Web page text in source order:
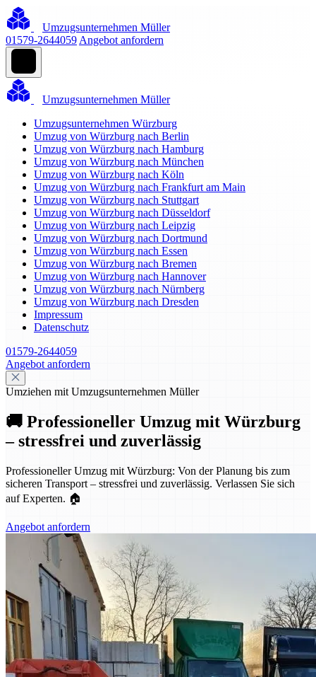
Umzugsunternehmen Müller
01579-2644059 Angebot anfordern
Umzugsunternehmen Müller
Umzugsunternehmen Würzburg
Umzug von Würzburg nach Berlin
Umzug von Würzburg nach Hamburg
Umzug von Würzburg nach München
Umzug von Würzburg nach Köln
Umzug von Würzburg nach Frankfurt am Main
Umzug von Würzburg nach Stuttgart
Umzug von Würzburg nach Düsseldorf
Umzug von Würzburg nach Leipzig
Umzug von Würzburg nach Dortmund
Umzug von Würzburg nach Essen
Umzug von Würzburg nach Bremen
Umzug von Würzburg nach Hannover
Umzug von Würzburg nach Nürnberg
Umzug von Würzburg nach Dresden
Impressum
Datenschutz
01579-2644059
Angebot anfordern
Umziehen mit Umzugsunternehmen Müller
🚚 Professioneller Umzug mit Würzburg
– stressfrei und zuverlässig
Professioneller Umzug mit Würzburg: Von der Planung bis zum
sicheren Transport – stressfrei und zuverlässig. Verlassen Sie sich
auf Experten. 🏠
Angebot anfordern